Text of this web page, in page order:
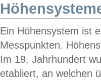
Ein Höhensystem ist
Messpunkten.
Im 19. Jahrhundert
etabliert, an welchen